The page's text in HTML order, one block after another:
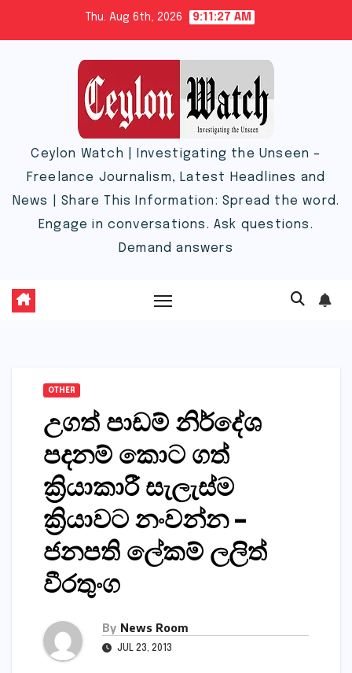
Thu. Aug 6th, 2026 9:11:28 AM
Ceylon Watch | Investigating the Unseen –
Freelance Journalism, Latest Headlines and
News | Share This Information: Spread the word.
Engage in conversations. Ask questions.
Demand answers
OTHER
උගත් පාඩම් නිර්දේශ
පදනම් කොට ගත්
ක්‍රියාකාරී සැලැස්ම
ක්‍රියාවට නංවන්න –
ජනපති ලේකම් ලලිත්
වීරතුංග
By News Room
JUL 23, 2013